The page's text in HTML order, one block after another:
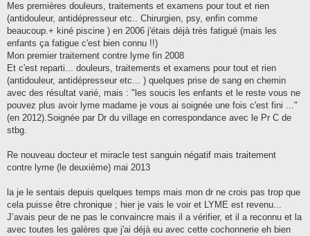
Mes premières douleurs, traitements et examens pour tout et rien
(antidouleur, antidépresseur etc.. Chirurgien, psy, enfin comme
beaucoup.+ kiné piscine ) en 2006 j'étais déjà très fatigué (mais les
enfants ça fatigue c'est bien connu !!)
Mon premier traitement contre lyme fin 2008
Et c'est reparti... douleurs, traitements et examens pour tout et rien
(antidouleur, antidépresseur etc... ) quelques prise de sang en chemin
avec des résultat varié, mais : "les soucis les enfants et le reste vous ne
pouvez plus avoir lyme madame je vous ai soignée une fois c'est fini ..."
(en 2012).Soignée par Dr du village en correspondance avec le Pr C de
stbg.
Re nouveau docteur et miracle test sanguin négatif mais traitement
contre lyme (le deuxième) mai 2013
la je le sentais depuis quelques temps mais mon dr ne crois pas trop que
cela puisse être chronique ; hier je vais le voir et LYME est revenu...
J’avais peur de ne pas le convaincre mais il a vérifier, et il a reconnu et la
avec toutes les galères que j'ai déjà eu avec cette cochonnerie eh bien